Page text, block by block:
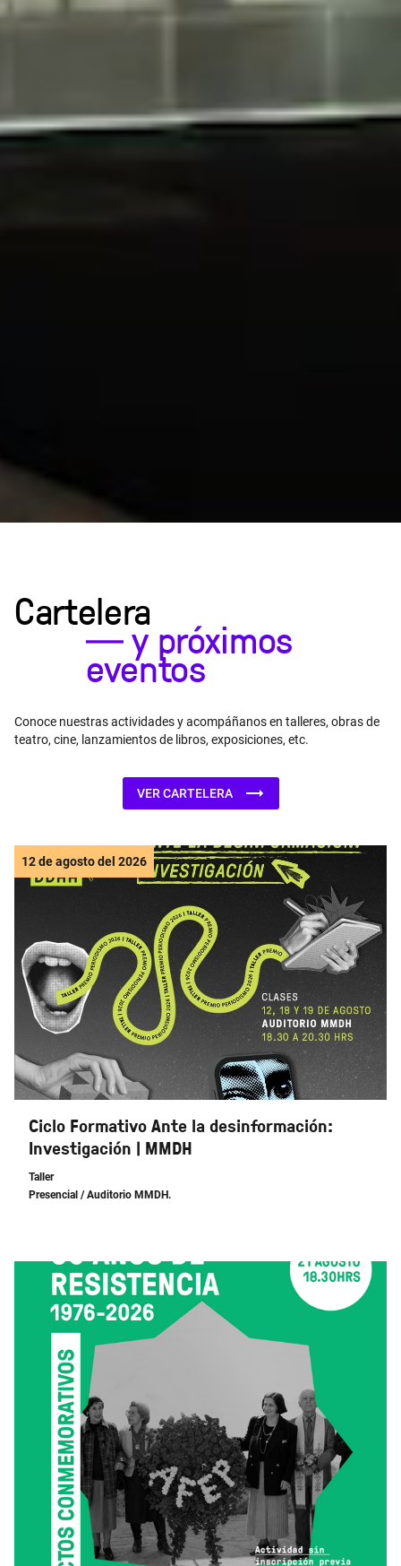
Cartelera
―y próximos
eventos
Conoce nuestras actividades y acompáñanos en talleres, obras de
teatro, cine, lanzamientos de libros, exposiciones, etc.
VER CARTELERA
12 de agosto del 2026
Ciclo Formativo Ante la desinformación:
Investigación | MMDH
Taller
Presencial / Auditorio MMDH.